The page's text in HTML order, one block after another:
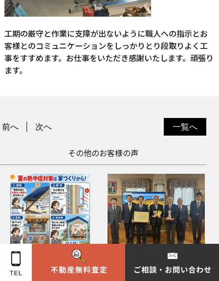
工期の厳守と作業に支障が出ないように職人への指示とお
客様とのコミュニケーションをしっかりとり段取りよく工
事をすすめます。お仕事をいただき感謝いたします。頑張り
ます。
一覧へ
前へ 次へ
その他のお客様の声
猛暑を乗り切る住宅設計。
屋根・壁・基礎のしくみが
【埼玉県経営品質知事賞】
大野知事のもとへ受賞の御